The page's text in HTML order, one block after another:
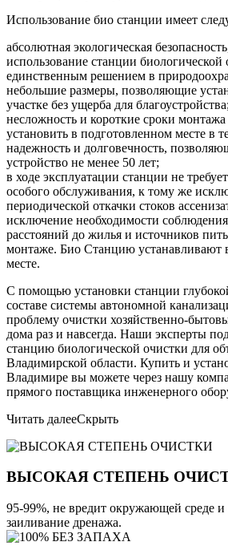
Использование био станции имеет
абсолютная экологическая
использование станции биологической
единственным решением в
небольшие размеры, позволяющие
участке без ущерба для благоустройства;
несложность и короткие сроки
установить в подготовленном месте в
надежность и долговечность,
устройство не менее 50 лет;
в ходе эксплуатации станции не
особого обслуживания, к тому же
периодической откачки стоков
исключение необходимости
расстояний до жилья и источников
монтаже. Био Станцию устанавливают
месте.
С помощью установки станции
составе системы автономной
проблему очистки хозяйственно-
дома раз и навсегда. Наши эксперты
станцию биологической очистки для
Владимирской области. Купить и
Владимире вы можете через нашу
прямого поставщика инженерного
Читать далееСкрыть
ВЫСОКАЯ СТЕПЕНЬ
95-99%, не вредит окружающей среде и
заиливание дренажа.